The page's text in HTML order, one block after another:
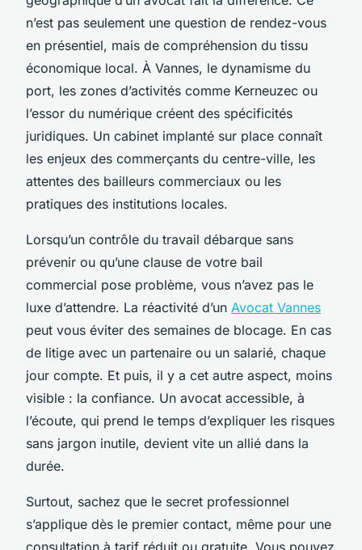
n’est pas seulement une question de rendez-vous
en présentiel, mais de compréhension du tissu
économique local. À Vannes, le dynamisme du
port, les zones d’activités comme Kerneuzec ou
l’essor du numérique créent des spécificités
juridiques. Un cabinet implanté sur place connaît
les enjeux des commerçants du centre-ville, les
attentes des bailleurs commerciaux ou les
pratiques des institutions locales.
Lorsqu’un contrôle du travail débarque sans
prévenir ou qu’une clause de votre bail
commercial pose problème, vous n’avez pas le
luxe d’attendre. La réactivité d’un Avocat Vannes
peut vous éviter des semaines de blocage. En cas
de litige avec un partenaire ou un salarié, chaque
jour compte. Et puis, il y a cet autre aspect, moins
visible : la confiance. Un avocat accessible, à
l’écoute, qui prend le temps d’expliquer les risques
sans jargon inutile, devient vite un allié dans la
durée.
Surtout, sachez que le secret professionnel
s’applique dès le premier contact, même pour une
consultation à tarif réduit ou gratuite. Vous pouvez